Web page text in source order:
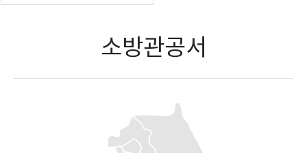
소방관공서